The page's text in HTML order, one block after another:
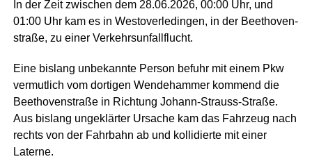
In der Zeit zwi­schen dem 28.06.2026, 00:00 Uhr, und
01:00 Uhr kam es in Wes­t­ov­er­le­din­gen, in der Beet­ho­ven­
stra­ße, zu einer Verkehrsunfallflucht.
Eine bis­lang unbe­kann­te Per­son befuhr mit einem Pkw
ver­mut­lich vom dor­ti­gen Wen­de­ham­mer kom­mend die
Beet­ho­ven­stra­ße in Rich­tung Johann-Strauss-Stra­ße.
Aus bis­lang unge­klär­ter Ursa­che kam das Fahr­zeug nach
rechts von der Fahr­bahn ab und kol­li­dier­te mit einer
Laterne.